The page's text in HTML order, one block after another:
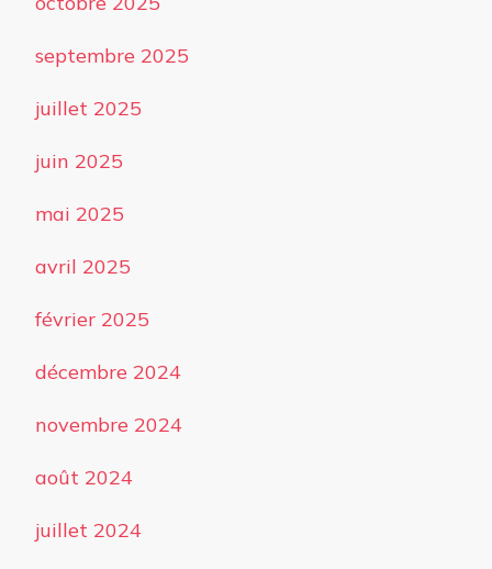
septembre 2025
juillet 2025
juin 2025
mai 2025
avril 2025
février 2025
décembre 2024
novembre 2024
août 2024
juillet 2024